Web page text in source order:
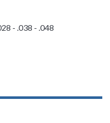
- .038 - .048